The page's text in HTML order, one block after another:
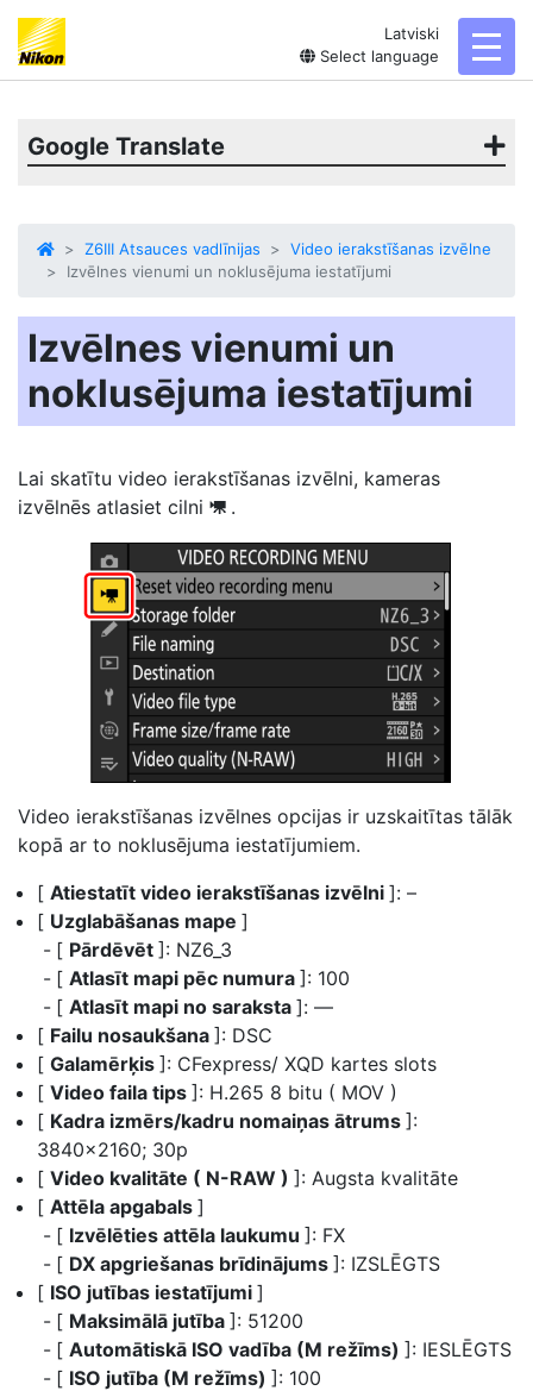
Latviski
Select language
Google Translate
Z6III Atsauces vadlīnijas
Video ierakstīšanas izvēlne
Izvēlnes vienumi un noklusējuma iestatījumi
Izvēlnes vienumi un
noklusējuma iestatījumi
Lai skatītu video ierakstīšanas izvēlni, kameras
izvēlnēs atlasiet cilni 1 .
Video ierakstīšanas izvēlnes opcijas ir uzskaitītas tālāk
kopā ar to noklusējuma iestatījumiem.
[ Atiestatīt video ierakstīšanas izvēlni ]: –
[ Uzglabāšanas mape ]
[ Pārdēvēt ]: NZ6_3
[ Atlasīt mapi pēc numura ]: 100
[ Atlasīt mapi no saraksta ]: —
[ Failu nosaukšana ]: DSC
[ Galamērķis ]: CFexpress/ XQD kartes slots
[ Video faila tips ]: H.265 8 bitu ( MOV )
[ Kadra izmērs/kadru nomaiņas ātrums ]:
3840×2160; 30p
[ Video kvalitāte ( N-RAW ) ]: Augsta kvalitāte
[ Attēla apgabals ]
[ Izvēlēties attēla laukumu ]: FX
[ DX apgriešanas brīdinājums ]: IZSLĒGTS
[ ISO jutības iestatījumi ]
[ Maksimālā jutība ]: 51200
[ Automātiskā ISO vadība (M režīms) ]: IESLĒGTS
[ ISO jutība (M režīms) ]: 100